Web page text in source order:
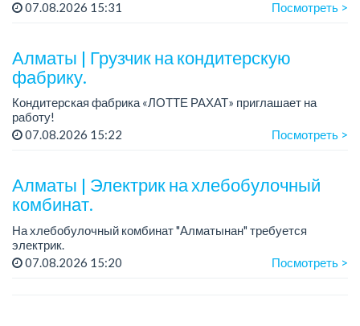
Зарплата обсуждается на собеседовании.
07.08.2026 15:31 Посмотреть >
Алматы | Грузчик на кондитерскую
фабрику.
Кондитерская фабрика «ЛОТТЕ РАХАТ» приглашает на
работу!
График работы: сменный.
07.08.2026 15:22 Посмотреть >
Алматы | Электрик на хлебобулочный
комбинат.
На хлебобулочный комбинат "Алматынан" требуется
электрик.
Зарплата: от 250 000 тенге на руки + бесплатный обед.
07.08.2026 15:20 Посмотреть >